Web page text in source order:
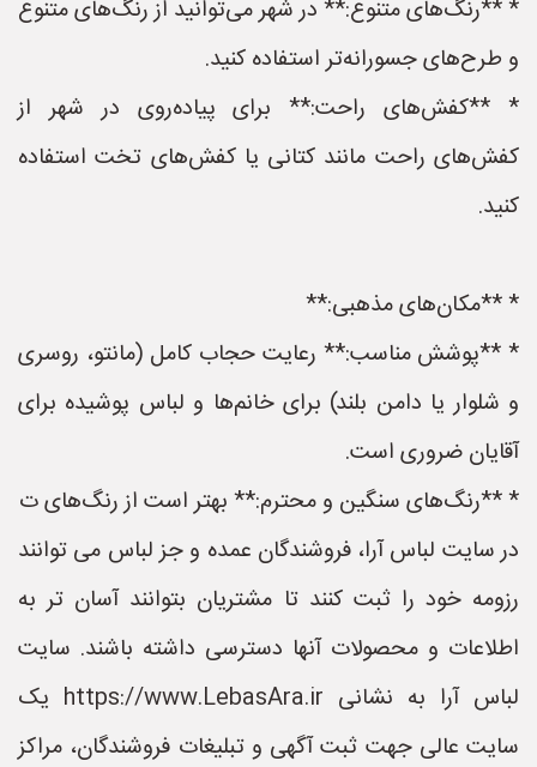
* **رنگ‌های متنوع:** در شهر می‌توانید از رنگ‌های متنوع
و طرح‌های جسورانه‌تر استفاده کنید.
* **کفش‌های راحت:** برای پیاده‌روی در شهر از
کفش‌های راحت مانند کتانی یا کفش‌های تخت استفاده
کنید.
* **مکان‌های مذهبی:**
* **پوشش مناسب:** رعایت حجاب کامل (مانتو، روسری
و شلوار یا دامن بلند) برای خانم‌ها و لباس پوشیده برای
آقایان ضروری است.
* **رنگ‌های سنگین و محترم:** بهتر است از رنگ‌های ت
در سایت لباس آرا، فروشندگان عمده و جز لباس می توانند
رزومه خود را ثبت کنند تا مشتریان بتوانند آسان تر به
اطلاعات و محصولات آنها دسترسی داشته باشند. سایت
لباس آرا به نشانی https://www.LebasAra.ir یک
سایت عالی جهت ثبت آگهی و تبلیغات فروشندگان، مراکز